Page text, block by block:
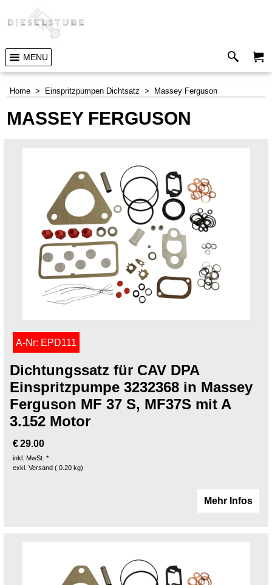
MENU
Home > Einspritzpumpen Dichtsatz > Massey Ferguson
MASSEY FERGUSON
A-Nr: EPD111
Dichtungssatz für CAV DPA
Einspritzpumpe 3232368 in Massey
Ferguson MF 37 S, MF37S mit A
3.152 Motor
€29.00
inkl. MwSt. *
exkl. Versand
0.20 kg
Mehr Infos